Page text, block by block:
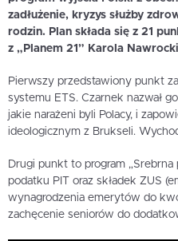
zadłużenie, kryzys służby
rodzin. Plan składa się z 21
z „Planem 21” Karola
Pierwszy przedstawiony punkt
systemu ETS. Czarnek nazwał
jakie narażeni byli Polacy, i
ideologicznym z Brukseli.
Drugi punkt to program „Srebrna
podatku PIT oraz składek ZUS
wynagrodzenia emerytów do
zachęcenie seniorów do